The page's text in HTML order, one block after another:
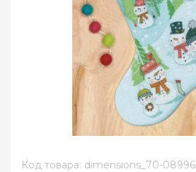
Код товара: dimensions_70-08996